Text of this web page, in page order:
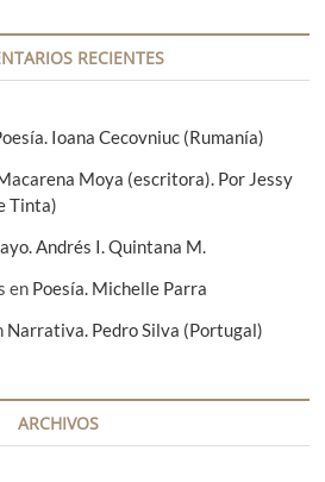
RECIENTES
Ioana Cecovniuc (Rumanía)
Moya (escritora). Por Jessy
Tinta)
Andrés I. Quintana M.
en Poesía. Michelle Parra
Narrativa. Pedro Silva (Portugal)
ARCHIVOS